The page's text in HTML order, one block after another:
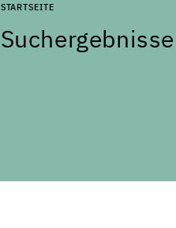
STARTSEITE
Suchergebnisse